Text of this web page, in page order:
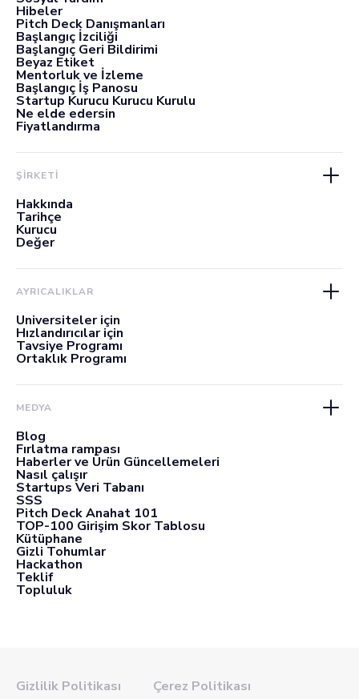
Hibeler
Pitch Deck Danışmanları
Başlangıç İzciliği
Başlangıç Geri Bildirimi
Beyaz Etiket
Mentorluk ve İzleme
Başlangıç İş Panosu
Startup Kurucu Kurucu Kurulu
Ne elde edersin
Fiyatlandırma
ŞİRKETİ
Hakkında
Tarihçe
Kurucu
Değer
AYRICALIKLAR
Üniversiteler için
Hızlandırıcılar için
Tavsiye Programı
Ortaklık Programı
MEDYA
Blog
Fırlatma rampası
Haberler ve Ürün Güncellemeleri
Nasıl çalışır
Startups Veri Tabanı
SSS
Pitch Deck Anahat 101
TOP-100 Girişim Skor Tablosu
Kütüphane
Gizli Tohumlar
Hackathon
Teklif
Topluluk
Gizlilik Politikası Çerez Politikası